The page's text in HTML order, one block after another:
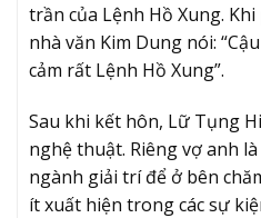
trần của Lệnh Hồ Xung.
nhà văn Kim Dung nói:
cảm rất Lệnh Hồ Xung”.
Sau khi kết hôn, Lữ Tụng
nghệ thuật. Riêng vợ anh
ngành giải trí để ở bên
ít xuất hiện trong các sự